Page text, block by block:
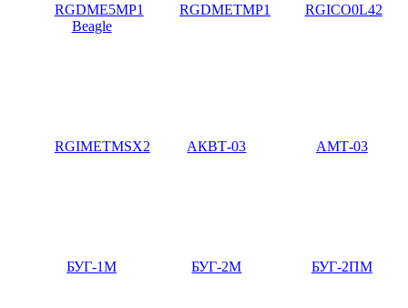
RGDME5MP1
Beagle
RGDMETMP1 RGICO0L42
RGIMETMSX2 АКВТ-03 АМТ-03
БУГ-1М БУГ-2М БУГ-2ПМ